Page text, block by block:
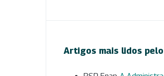
Artigos mais lidos